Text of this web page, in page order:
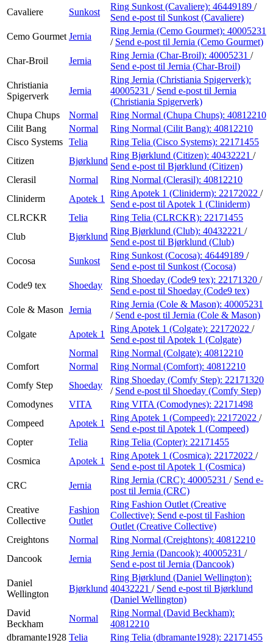
Cavaliere
Sunkost
Ring Sunkost (Cavaliere): 46449189 /
Send e-post til Sunkost (Cavaliere)
Cemo Gourmet Jernia
Ring Jernia (Cemo Gourmet): 40005231
/ Send e-post til Jernia (Cemo Gourmet)
Char-Broil
Jernia
Ring Jernia (Char-Broil): 40005231 /
Send e-post til Jernia (Char-Broil)
Christiania
Spigerverk
Jernia
Ring Jernia (Christiania Spigerverk):
40005231 / Send e-post til Jernia
(Christiania Spigerverk)
Chupa Chups
Normal Ring Normal (Chupa Chups): 40812210
Cilit Bang
Normal Ring Normal (Cilit Bang): 40812210
Cisco Systems Telia Ring Telia (Cisco Systems): 22171455
Citizen
Bjørklund
Ring Bjørklund (Citizen): 40432221 /
Send e-post til Bjørklund (Citizen)
Clerasil
Normal Ring Normal (Clerasil): 40812210
Cliniderm
Apotek 1
Ring Apotek 1 (Cliniderm): 22172022 /
Send e-post til Apotek 1 (Cliniderm)
CLRCKR
Telia Ring Telia (CLRCKR): 22171455
Club
Bjørklund
Ring Bjørklund (Club): 40432221 /
Send e-post til Bjørklund (Club)
Cocosa
Sunkost
Ring Sunkost (Cocosa): 46449189 /
Send e-post til Sunkost (Cocosa)
Code9 tex
Shoeday
Ring Shoeday (Code9 tex): 22171320 /
Send e-post til Shoeday (Code9 tex)
Cole & Mason Jernia
Ring Jernia (Cole & Mason): 40005231
/ Send e-post til Jernia (Cole & Mason)
Colgate
Apotek 1
Ring Apotek 1 (Colgate): 22172022 /
Send e-post til Apotek 1 (Colgate)
Normal
Ring Normal (Colgate): 40812210
Comfort
Normal Ring Normal (Comfort): 40812210
Comfy Step
Shoeday
Ring Shoeday (Comfy Step): 22171320
/ Send e-post til Shoeday (Comfy Step)
Comodynes
VITA Ring VITA (Comodynes): 22171498
Compeed
Apotek 1
Ring Apotek 1 (Compeed): 22172022 /
Send e-post til Apotek 1 (Compeed)
Copter
Telia Ring Telia (Copter): 22171455
Cosmica
Apotek 1
Ring Apotek 1 (Cosmica): 22172022 /
Send e-post til Apotek 1 (Cosmica)
CRC
Jernia
Ring Jernia (CRC): 40005231 / Send e-
post til Jernia (CRC)
Creative
Collective
Fashion
Outlet
Ring Fashion Outlet (Creative
Collective): Send e-post til Fashion
Outlet (Creative Collective)
Creightons
Normal Ring Normal (Creightons): 40812210
Dancook
Jernia
Ring Jernia (Dancook): 40005231 /
Send e-post til Jernia (Dancook)
Daniel
Wellington
Bjørklund
Ring Bjørklund (Daniel Wellington):
40432221 / Send e-post til Bjørklund
(Daniel Wellington)
David
Beckham
Normal
Ring Normal (David Beckham):
40812210
dbramante1928 Telia Ring Telia (dbramante1928): 22171455